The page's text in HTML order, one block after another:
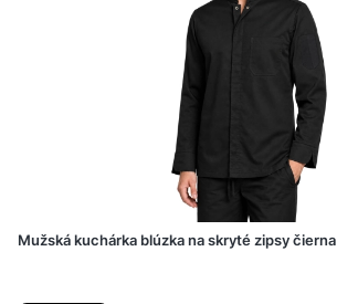
Mužská kuchárka blúzka na skryté zipsy čierna